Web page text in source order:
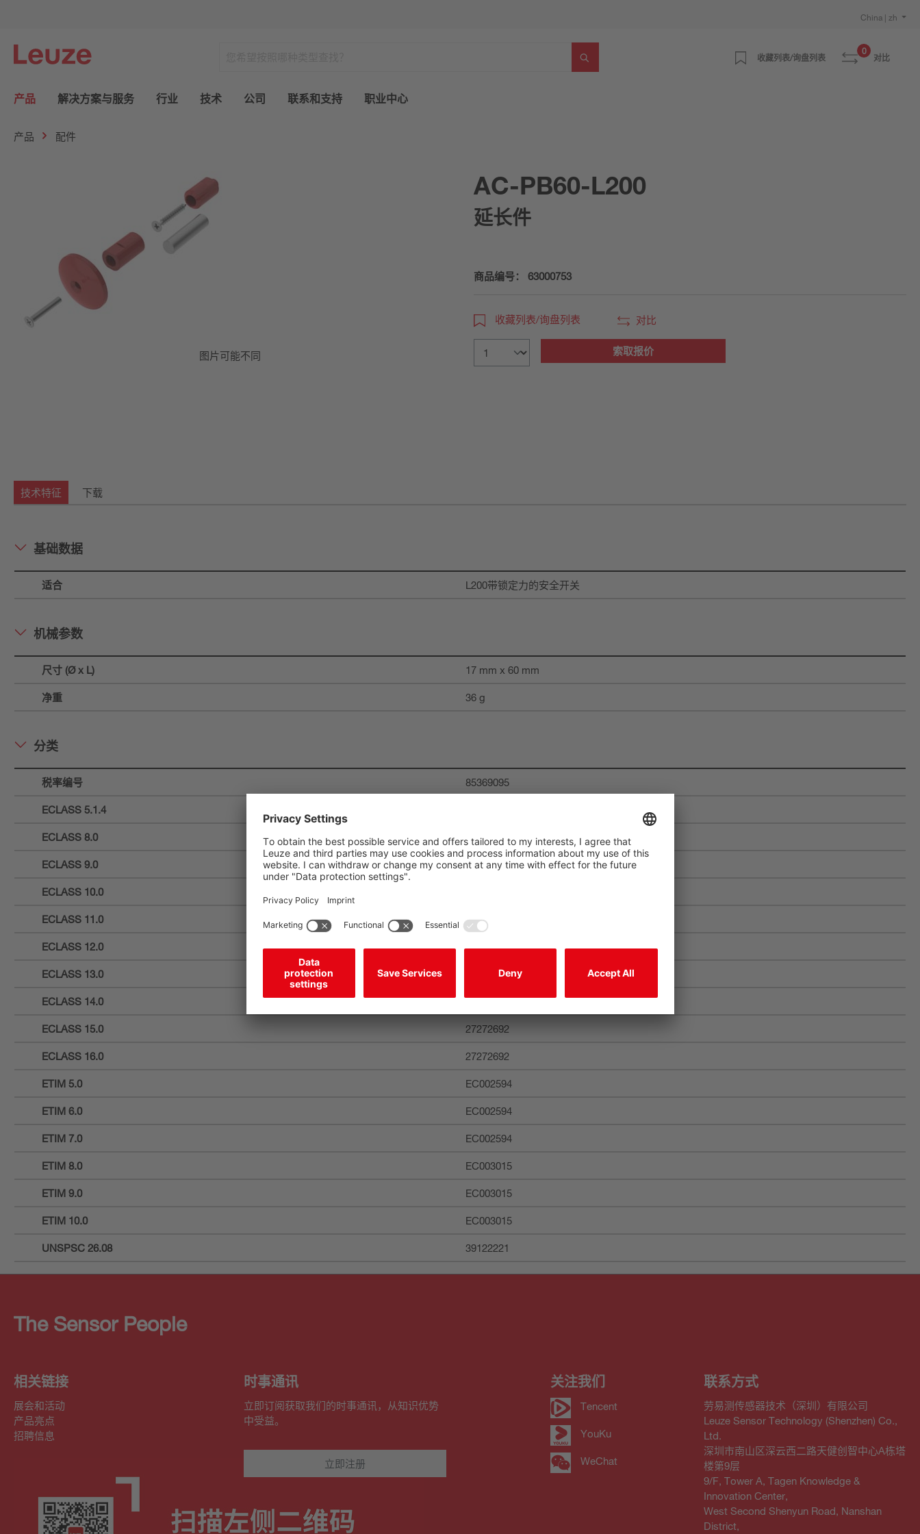
China | zh
收藏列表/询盘列表
0
对比
产品 解决方案与服务 行业 技术 公司 联系和支持 职业中心
产品 配件
图片可能不同
AC-PB60-L200
延长件
商品编号： 63000753
收藏列表/询盘列表 对比
索取报价
技术特征 下载
基础数据
适合 L200带锁定力的安全开关
机械参数
尺寸 (Ø x L) 17 mm x 60 mm
净重 36 g
分类
税率编号 85369095
ECLASS 5.1.4
ECLASS 8.0 27279225
ECLASS 9.0 27272692
ECLASS 10.0
ECLASS 11.0 27272692
ECLASS 12.0 27272692
ECLASS 13.0 27272692
ECLASS 14.0 27272692
ECLASS 15.0 27272692
ECLASS 16.0 27272692
ETIM 5.0 EC002594
ETIM 6.0 EC002594
ETIM 7.0 EC002594
ETIM 8.0 EC003015
ETIM 9.0 EC003015
ETIM 10.0 EC003015
UNSPSC 26.08 39122221
The Sensor People
相关链接
展会和活动
产品亮点
招聘信息
时事通讯
立即订阅获取我们的时事通讯，从知识优势
中受益。
立即注册
关注我们
Tencent
YouKu
WeChat
联系方式
劳易测传感器技术（深圳）有限公司
Leuze Sensor Technology (Shenzhen) Co.,
Ltd.
深圳市南山区深云西二路天健创智中心A栋塔
楼第9层
9/F, Tower A, Tagen Knowledge &
Innovation Center,
West Second Shenyun Road, Nanshan
District,